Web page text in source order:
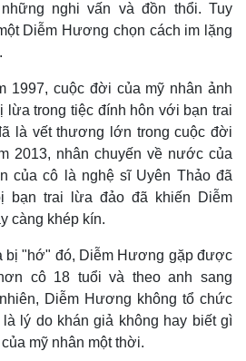
nghi vấn và đồn thổi. Tuy
Diễm Hương chọn cách im lặng
1997, cuộc đời của mỹ nhân ảnh
lừa trong tiệc đính hôn với bạn trai
là vết thương lớn trong cuộc đời
2013, nhân chuyến về nước của
của cô là nghệ sĩ Uyên Thảo đã
bạn trai lừa đảo đã khiến Diễm
càng khép kín.
bị "hớ" đó, Diễm Hương gặp được
cô 18 tuổi và theo anh sang
Diễm Hương không tổ chức
lý do khán giả không hay biết gì
mỹ nhân một thời.